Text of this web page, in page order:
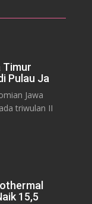
Timur
Pulau Ja
Jawa
triwulan II
15,5